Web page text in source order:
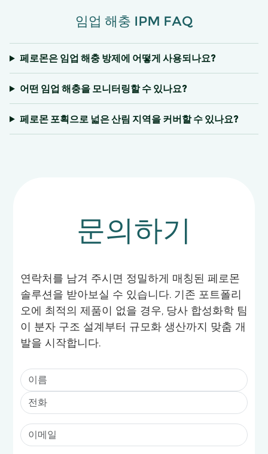
임업 해충 IPM FAQ
페로몬은 임업 해충 방제에 어떻게 사용되나요?
어떤 임업 해충을 모니터링할 수 있나요?
페로몬 포획으로 넓은 산림 지역을 커버할 수 있나요?
문의하기
연락처를 남겨 주시면 정밀하게 매칭된 페로몬
솔루션을 받아보실 수 있습니다. 기존 포트폴리
오에 최적의 제품이 없을 경우, 당사 합성화학 팀
이 분자 구조 설계부터 규모화 생산까지 맞춤 개
발을 시작합니다.